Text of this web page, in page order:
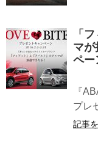
「
マが
ペー
『
『
プレ
記事